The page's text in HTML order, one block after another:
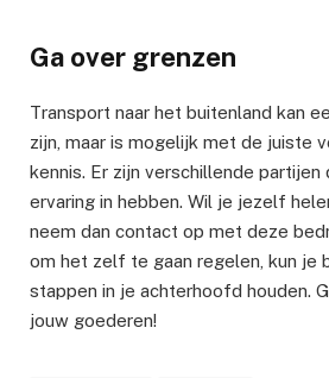
Ga over grenzen
Transport naar het buitenland kan
zijn, maar is mogelijk met de juiste
kennis. Er zijn verschillende partijen
ervaring in hebben. Wil je jezelf
neem dan contact op met deze
om het zelf te gaan regelen, kun je
stappen in je achterhoofd houden.
jouw goederen!